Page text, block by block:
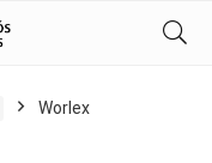
Worlex